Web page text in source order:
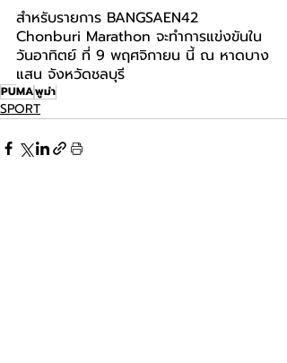
สำหรับรายการ BANGSAEN42
Chonburi Marathon จะทำการแข่งขันใน
วันอาทิตย์ ที่ 9 พฤศจิกายน นี้ ณ หาดบาง
แสน จังหวัดชลบุรี
PUMAพูม่า
SPORT